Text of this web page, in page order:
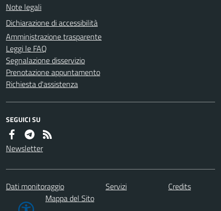
Note legali
Dichiarazione di accessibilità
Amministrazione trasparente
Leggi le FAQ
Segnalazione disservizio
Prenotazione appuntamento
Richiesta d'assistenza
SEGUICI SU
Newsletter
Dati monitoraggio Servizi
Credits
Mappa del Sito